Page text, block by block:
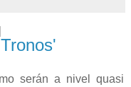
serán a nivel quasi